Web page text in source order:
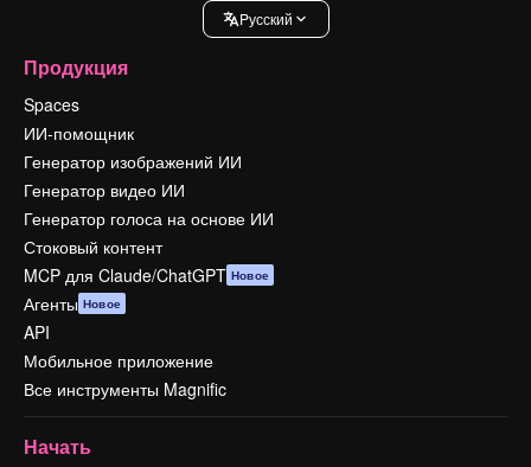
Pусский
Продукция
Spaces
ИИ-помощник
Генератор изображений ИИ
Генератор видео ИИ
Генератор голоса на основе ИИ
Стоковый контент
MCP для Claude/ChatGPT Новое
Агенты Новое
API
Мобильное приложение
Все инструменты Magnific
Начать